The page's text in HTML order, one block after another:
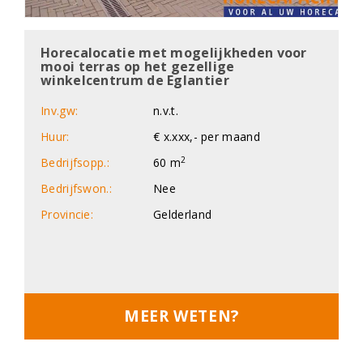
Horecalocatie met mogelijkheden voor
mooi terras op het gezellige
winkelcentrum de Eglantier
Inv.gw:
n.v.t.
Huur:
€ x.xxx,- per maand
Bedrijfsopp.:
60 m2
Bedrijfswon.:
Nee
Provincie:
Gelderland
MEER WETEN?